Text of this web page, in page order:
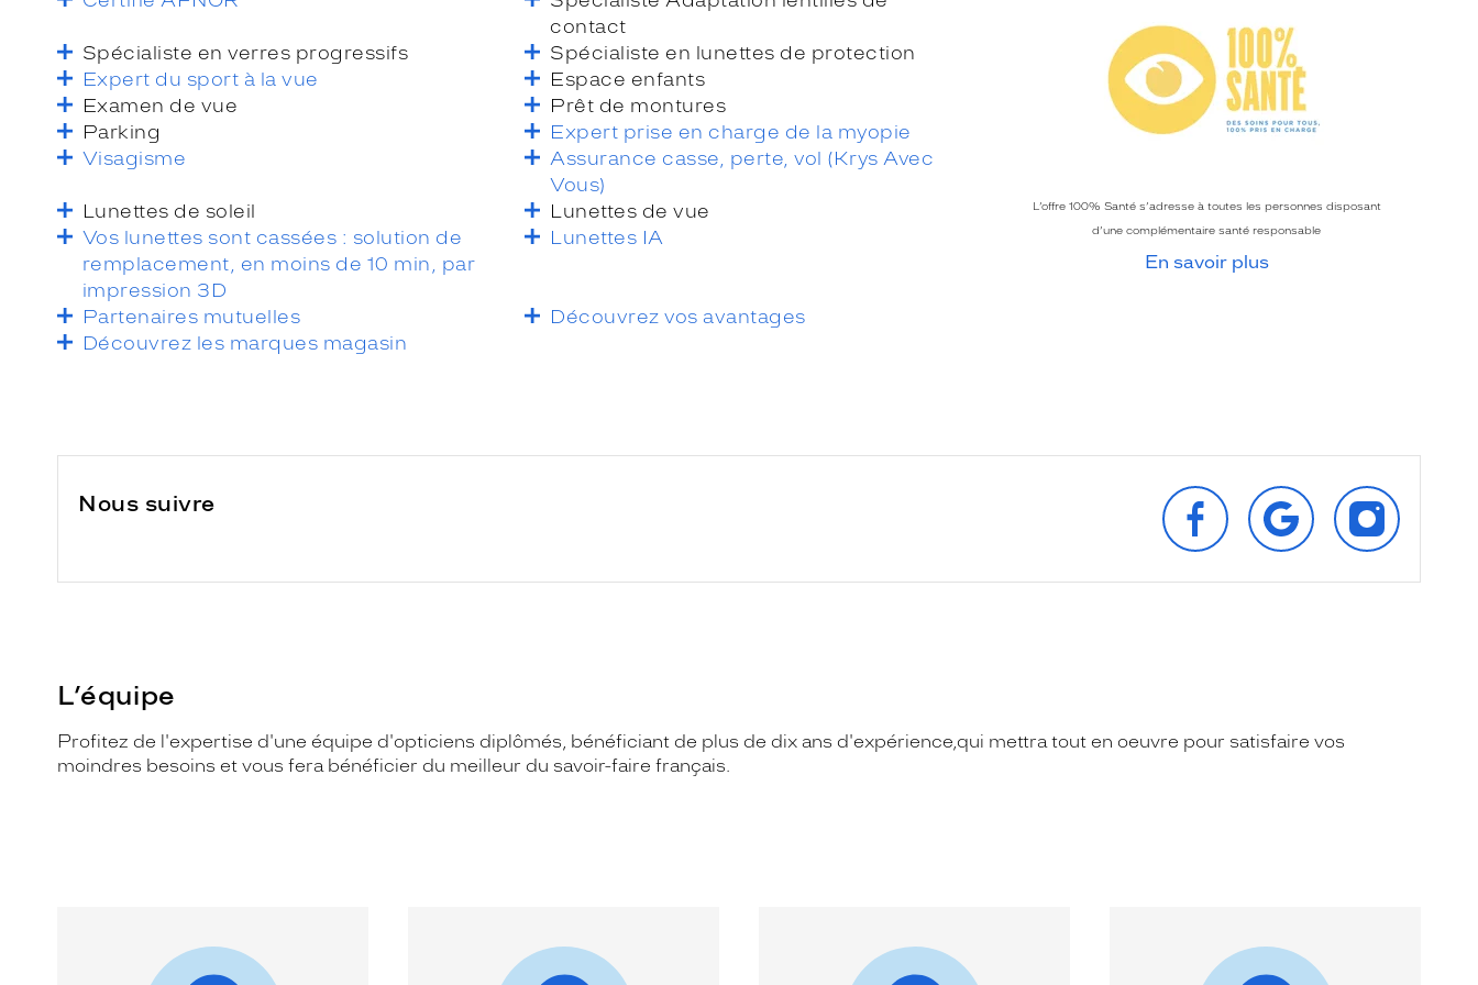
contact
Spécialiste en verres progressifs
Spécialiste en lunettes de protection
Expert du sport à la vue
Espace enfants
Examen de vue
Prêt de montures
Parking
Expert prise en charge de la myopie
Visagisme
Assurance casse, perte, vol (Krys Avec
Vous)
Lunettes de soleil
Lunettes de vue
Vos lunettes sont cassées : solution de
remplacement, en moins de 10 min, par
impression 3D
Lunettes IA
Partenaires mutuelles
Découvrez vos avantages
Découvrez les marques magasin
L’offre 100% Santé s’adresse à toutes les personnes disposant
d’une complémentaire santé responsable
En savoir plus
Nous suivre
SUIVEZ‑NOUS
SUR
FACEBOOK
RETROUVEZ‑NOUS
SUR
GOOGLE
SUR
INSTAGRAM
L’équipe
Profitez de l'expertise d'une équipe d'opticiens diplômés, bénéficiant de plus de dix ans d'expérience,qui mettra tout en oeuvre pour satisfaire vos
moindres besoins et vous fera bénéficier du meilleur du savoir-faire français.